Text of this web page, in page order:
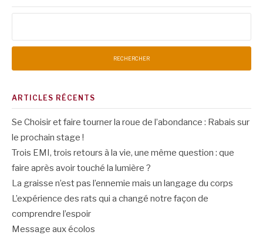
ARTICLES RÉCENTS
Se Choisir et faire tourner la roue de l’abondance : Rabais sur
le prochain stage !
Trois EMI, trois retours à la vie, une même question : que
faire après avoir touché la lumière ?
La graisse n’est pas l’ennemie mais un langage du corps
L’expérience des rats qui a changé notre façon de
comprendre l’espoir
Message aux écolos